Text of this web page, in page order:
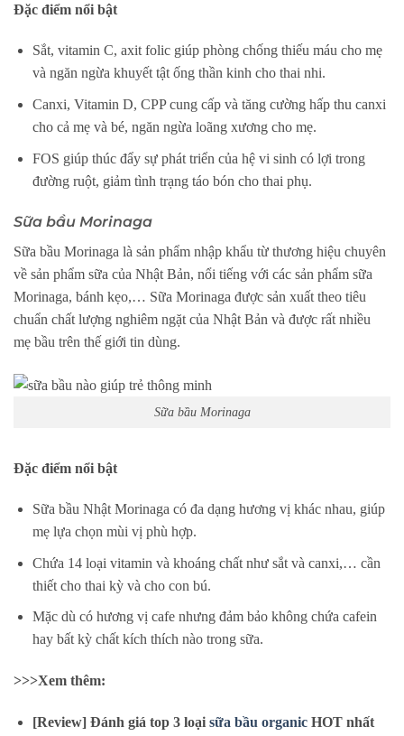
Đặc điểm nổi bật
Sắt, vitamin C, axit folic giúp phòng chống thiếu máu cho mẹ
và ngăn ngừa khuyết tật ống thần kinh cho thai nhi.
Canxi, Vitamin D, CPP cung cấp và tăng cường hấp thu canxi
cho cả mẹ và bé, ngăn ngừa loãng xương cho mẹ.
FOS giúp thúc đẩy sự phát triển của hệ vi sinh có lợi trong
đường ruột, giảm tình trạng táo bón cho thai phụ.
Sữa bầu Morinaga
Sữa bầu Morinaga là sản phẩm nhập khẩu từ thương hiệu chuyên
về sản phẩm sữa của Nhật Bản, nổi tiếng với các sản phẩm sữa
Morinaga, bánh kẹo,… Sữa Morinaga được sản xuất theo tiêu
chuẩn chất lượng nghiêm ngặt của Nhật Bản và được rất nhiều
mẹ bầu trên thế giới tin dùng.
Sữa bầu Morinaga
Đặc điểm nổi bật
Sữa bầu Nhật Morinaga có đa dạng hương vị khác nhau, giúp
mẹ lựa chọn mùi vị phù hợp.
Chứa 14 loại vitamin và khoáng chất như sắt và canxi,… cần
thiết cho thai kỳ và cho con bú.
Mặc dù có hương vị cafe nhưng đảm bảo không chứa cafein
hay bất kỳ chất kích thích nào trong sữa.
>>>Xem thêm:
[Review] Đánh giá top 3 loại sữa bầu organicHOT nhất